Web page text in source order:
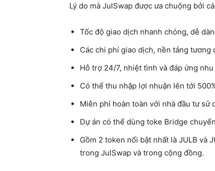
Lý do mà JulSwap được ưa chuộng bởi
Tốc độ giao dịch nhanh chóng, dễ
Các chi phí giao dịch, nền tảng tương
Hỗ trợ 24/7, nhiệt tình và đáp ứng
Có thể thu nhập lợi nhuận lên tới
Miễn phí hoàn toàn với nhà đầu tư sử
Dự án có thể dùng toke Bridge
Gồm 2 token nổi bật nhất là JULB và
trong JulSwap và trong cộng đồng.